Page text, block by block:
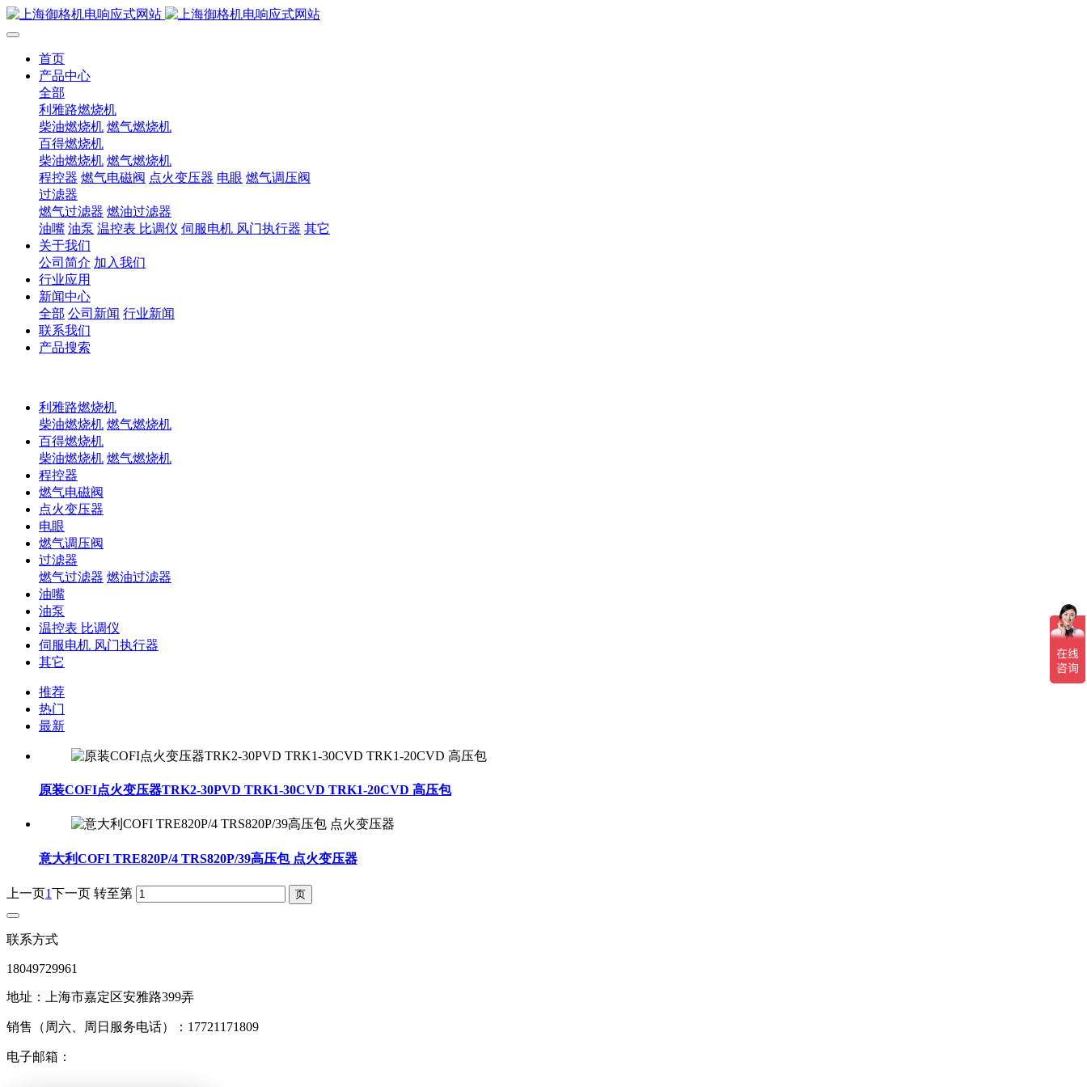
首页
产品中心
全部
利雅路燃烧机
柴油燃烧机 燃气燃烧机
百得燃烧机
柴油燃烧机 燃气燃烧机
程控器 燃气电磁阀 点火变压器 电眼 燃气调压阀
过滤器
燃气过滤器 燃油过滤器
油嘴 油泵 温控表 比调仪 伺服电机 风门执行器 其它
关于我们
公司简介 加入我们
行业应用
新闻中心
全部 公司新闻 行业新闻
联系我们
产品搜索
利雅路燃烧机
柴油燃烧机 燃气燃烧机
百得燃烧机
柴油燃烧机 燃气燃烧机
程控器
燃气电磁阀
点火变压器
电眼
燃气调压阀
过滤器
燃气过滤器 燃油过滤器
油嘴
油泵
温控表 比调仪
伺服电机 风门执行器
其它
推荐
热门
最新
原装COFI点火变压器TRK2-30PVD TRK1-30CVD TRK1-20CVD 高压包
意大利COFI TRE820P/4 TRS820P/39高压包 点火变压器
上一页1下一页 转至第
联系方式
18049729961
地址：上海市嘉定区安雅路399弄
销售（周六、周日服务电话）：17721171809
电子邮箱：